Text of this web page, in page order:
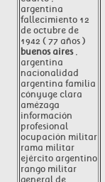
argentina
fallecimiento 12
de octubre de
1942 ( 77 años )
buenos aires,
argentina
nacionalidad
argentina familia
cónyuge clara
amézaga
información
profesional
ocupación militar
rama militar
ejército argentino
rango militar
general de